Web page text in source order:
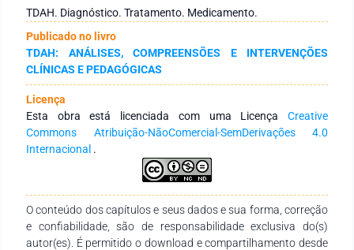
tratamento. É comum os familiares e os profissionais da
educação buscarem ajuda médica para a compreensão e a
intervenção desse transtorno, especificamente a
medicamentosa. A pesquisa se classifica como exploratória e
descritiva através de um levantamento bibliográfico. Define-
se como exploratória ao passo que investigou a indicação de
medicamentos no tratamento de crianças com TDAH, como
descritiva, pois buscou descrever a conceituação do TDAH e
suas características, como o diagnóstico é feito e o seu
tratamento. O transtorno engloba dificuldades relacionadas
à rotina pessoal, social e escolar da criança. Devido à
conceito/características, diagnóstico e ao tratamento é
imprescindível a atuação de uma equipe multidisciplinar para
a realização de uma avaliação precisa, faz-se necessário
TDAH. Diagnóstico. Tratamento. Medicamento.
Publicado no livro
TDAH: ANÁLISES, COMPREENSÕES E INTERVENÇÕES
CLÍNICAS E PEDAGÓGICAS
Licença
Esta obra está licenciada com uma Licença Creative
Commons Atribuição-NãoComercial-SemDerivações 4.0
Internacional .
O conteúdo dos capítulos e seus dados e sua forma, correção
e confiabilidade, são de responsabilidade exclusiva do(s)
autor(es). É permitido o download e compartilhamento desde